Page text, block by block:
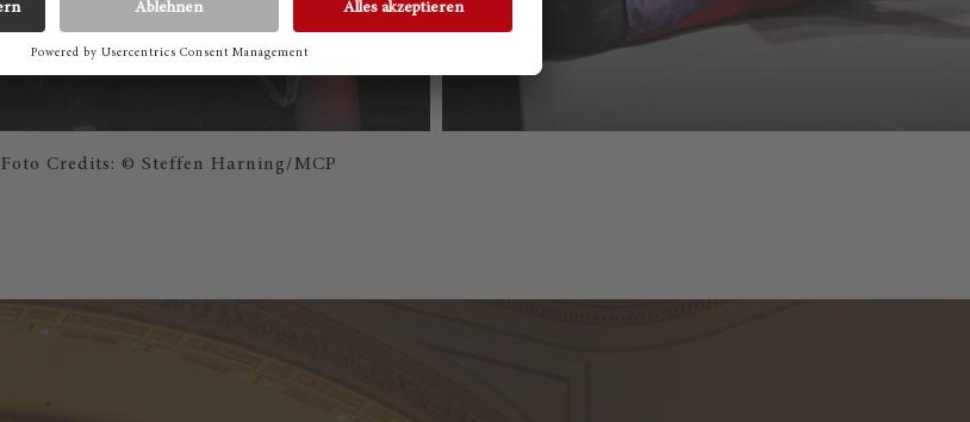
Foto Credits: © Steffen Harning/MCP